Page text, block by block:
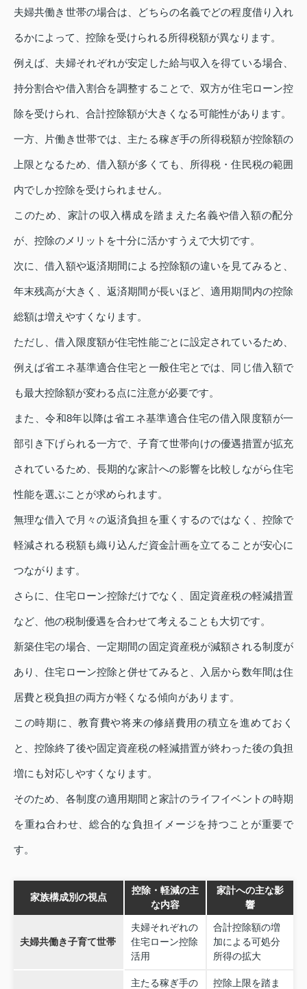
夫婦共働き世帯の場合は、どちらの名義でどの程度借り入れ
るかによって、控除を受けられる所得税額が異なります。
例えば、夫婦それぞれが安定した給与収入を得ている場合、
持分割合や借入割合を調整することで、双方が住宅ローン控
除を受けられ、合計控除額が大きくなる可能性があります。
一方、片働き世帯では、主たる稼ぎ手の所得税額が控除額の
上限となるため、借入額が多くても、所得税・住民税の範囲
内でしか控除を受けられません。
このため、家計の収入構成を踏まえた名義や借入額の配分
が、控除のメリットを十分に活かすうえで大切です。
次に、借入額や返済期間による控除額の違いを見てみると、
年末残高が大きく、返済期間が長いほど、適用期間内の控除
総額は増えやすくなります。
ただし、借入限度額が住宅性能ごとに設定されているため、
例えば省エネ基準適合住宅と一般住宅とでは、同じ借入額で
も最大控除額が変わる点に注意が必要です。
また、令和8年以降は省エネ基準適合住宅の借入限度額が一
部引き下げられる一方で、子育て世帯向けの優遇措置が拡充
されているため、長期的な家計への影響を比較しながら住宅
性能を選ぶことが求められます。
無理な借入で月々の返済負担を重くするのではなく、控除で
軽減される税額も織り込んだ資金計画を立てることが安心に
つながります。
さらに、住宅ローン控除だけでなく、固定資産税の軽減措置
など、他の税制優遇を合わせて考えることも大切です。
新築住宅の場合、一定期間の固定資産税が減額される制度が
あり、住宅ローン控除と併せてみると、入居から数年間は住
居費と税負担の両方が軽くなる傾向があります。
この時期に、教育費や将来の修繕費用の積立を進めておく
と、控除終了後や固定資産税の軽減措置が終わった後の負担
増にも対応しやすくなります。
そのため、各制度の適用期間と家計のライフイベントの時期
を重ね合わせ、総合的な負担イメージを持つことが重要で
す。
家族構成別の視点
控除・軽減の主
な内容
家計への主な影
響
夫婦共働き子育て世帯
夫婦それぞれの
住宅ローン控除
活用
合計控除額の増
加による可処分
所得の拡大
主たる稼ぎ手の
控除上限を踏ま